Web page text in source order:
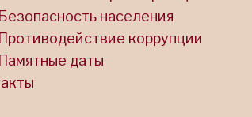
Безопасность населения
Противодействие коррупции
Памятные даты